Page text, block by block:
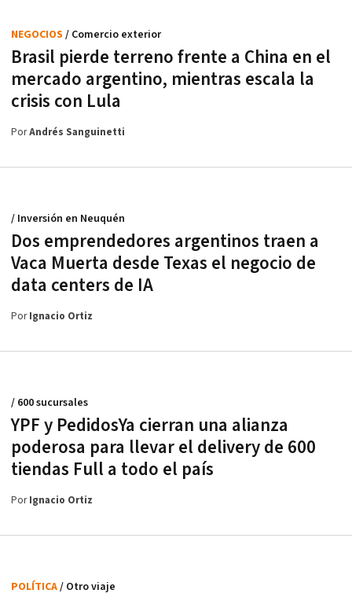
Brasil pierde terreno frente a China en el
mercado argentino, mientras escala la
crisis con Lula
NEGOCIOS / Comercio exterior
PorAndrés Sanguinetti
Dos emprendedores argentinos traen a
Vaca Muerta desde Texas el negocio de
data centers de IA
/ Inversión en Neuquén
PorIgnacio Ortiz
YPF y PedidosYa cierran una alianza
poderosa para llevar el delivery de 600
tiendas Full a todo el país
/ 600 sucursales
PorIgnacio Ortiz
POLÍTICA/ Otro viaje